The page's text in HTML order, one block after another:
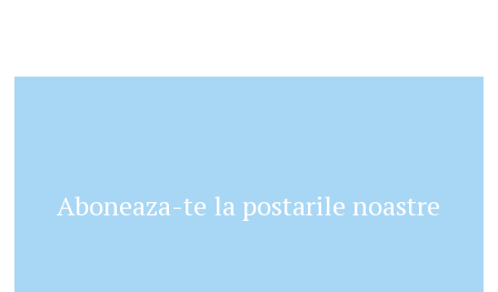
Aboneaza-te la postarile noastre